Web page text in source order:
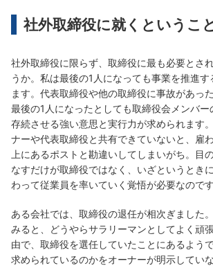
社外取締役に就くというこ
社外取締役に限らず、取締役に最も必要とさ
うか。私は最後の1人になっても事業を推進
ます。代表取締役や他の取締役に事故があっ
最後の1人になったとしても取締役会メンバー
存続させる強い意思と実行力が求められます
ナーや代表取締役と共有できていないと、雇
上にあるポストと勘違いしてしまいがち。目
なすだけが取締役ではなく、いざというとき
わって従業員を率いていく覚悟が必要なのです
ある会社では、取締役の退任が相次ぎました
みると、どうやらサラリーマンとしてよく頑
由で、取締役を選任していたことにあるよう
求められているのかをオーナーが明示してい